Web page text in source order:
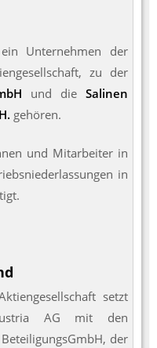
Unternehmen der
zu der
und die Salinen
gehören.
und Mitarbeiter in
in
setzt
AG mit den
der